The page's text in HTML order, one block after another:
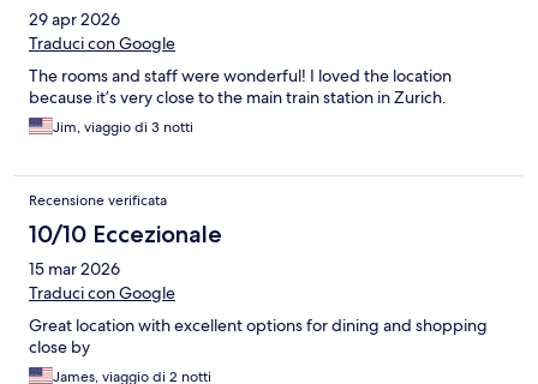
29 apr 2026
Traduci con Google
The rooms and staff were wonderful! I loved the location
because it’s very close to the main train station in Zurich.
Jim, viaggio di 3 notti
Recensione verificata
10/10 Eccezionale
15 mar 2026
Traduci con Google
Great location with excellent options for dining and shopping
close by
James, viaggio di 2 notti